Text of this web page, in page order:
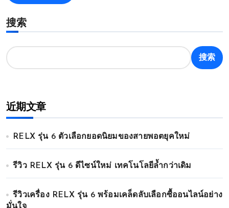
搜索
搜索
近期文章
RELX รุ่น 6 ตัวเลือกยอดนิยมของสายพอตยุคใหม่
รีวิว RELX รุ่น 6 ดีไซน์ใหม่ เทคโนโลยีล้ำกว่าเดิม
รีวิวเครื่อง RELX รุ่น 6 พร้อมเคล็ดลับเลือกซื้ออนไลน์อย่าง